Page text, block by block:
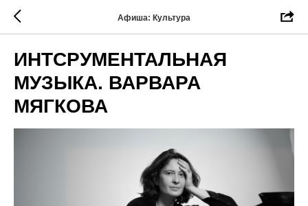
Афиша: Культура
ИНТСРУМЕНТАЛЬНАЯ
МУЗЫКА. ВАРВАРА
МЯГКОВА